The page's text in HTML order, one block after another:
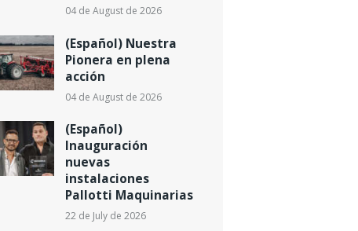
04 de August de 2026
(Español) Nuestra
Pionera en plena
acción
04 de August de 2026
(Español)
Inauguración
nuevas
instalaciones
Pallotti Maquinarias
22 de July de 2026